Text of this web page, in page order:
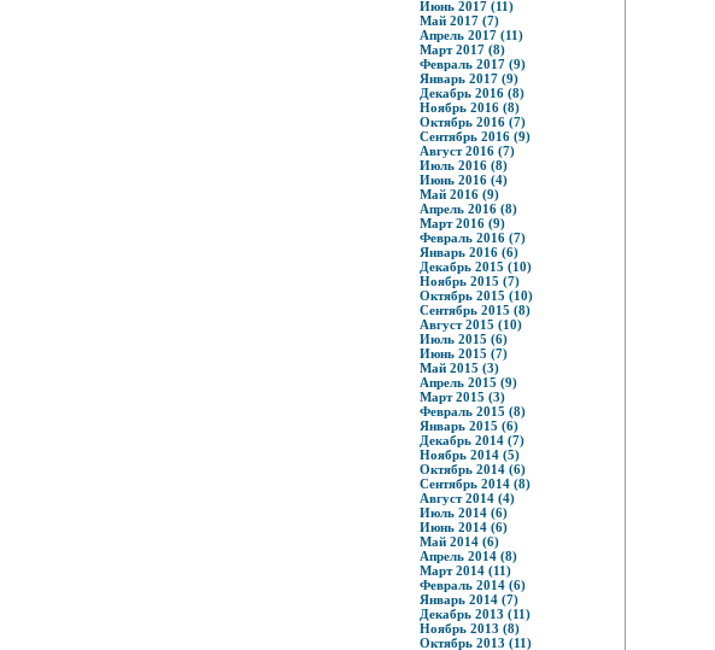
Июнь 2017 (11)
Май 2017 (7)
Апрель 2017 (11)
Март 2017 (8)
Февраль 2017 (9)
Январь 2017 (9)
Декабрь 2016 (8)
Ноябрь 2016 (8)
Октябрь 2016 (7)
Сентябрь 2016 (9)
Август 2016 (7)
Июль 2016 (8)
Июнь 2016 (4)
Май 2016 (9)
Апрель 2016 (8)
Март 2016 (9)
Февраль 2016 (7)
Январь 2016 (6)
Декабрь 2015 (10)
Ноябрь 2015 (7)
Октябрь 2015 (10)
Сентябрь 2015 (8)
Август 2015 (10)
Июль 2015 (6)
Июнь 2015 (7)
Май 2015 (3)
Апрель 2015 (9)
Март 2015 (3)
Февраль 2015 (8)
Январь 2015 (6)
Декабрь 2014 (7)
Ноябрь 2014 (5)
Октябрь 2014 (6)
Сентябрь 2014 (8)
Август 2014 (4)
Июль 2014 (6)
Июнь 2014 (6)
Май 2014 (6)
Апрель 2014 (8)
Март 2014 (11)
Февраль 2014 (6)
Январь 2014 (7)
Декабрь 2013 (11)
Ноябрь 2013 (8)
Октябрь 2013 (11)